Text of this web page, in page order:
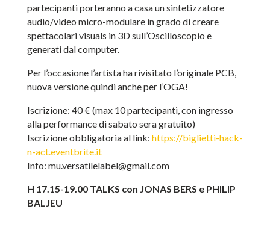
partecipanti porteranno a casa un sintetizzatore
audio/video micro-modulare in grado di creare
spettacolari visuals in 3D sull’Oscilloscopio e
generati dal computer.
Per l’occasione l’artista ha rivisitato l’originale PCB,
nuova versione quindi anche per l’OGA!
Iscrizione: 40 € (max 10 partecipanti, con ingresso
alla performance di sabato sera gratuito)
Iscrizione obbligatoria al link: https://biglietti-hack-
n-act.eventbrite.it
Info: mu.versatilelabel@gmail.com
H 17.15-19.00 TALKS con JONAS BERS e PHILIP
BALJEU